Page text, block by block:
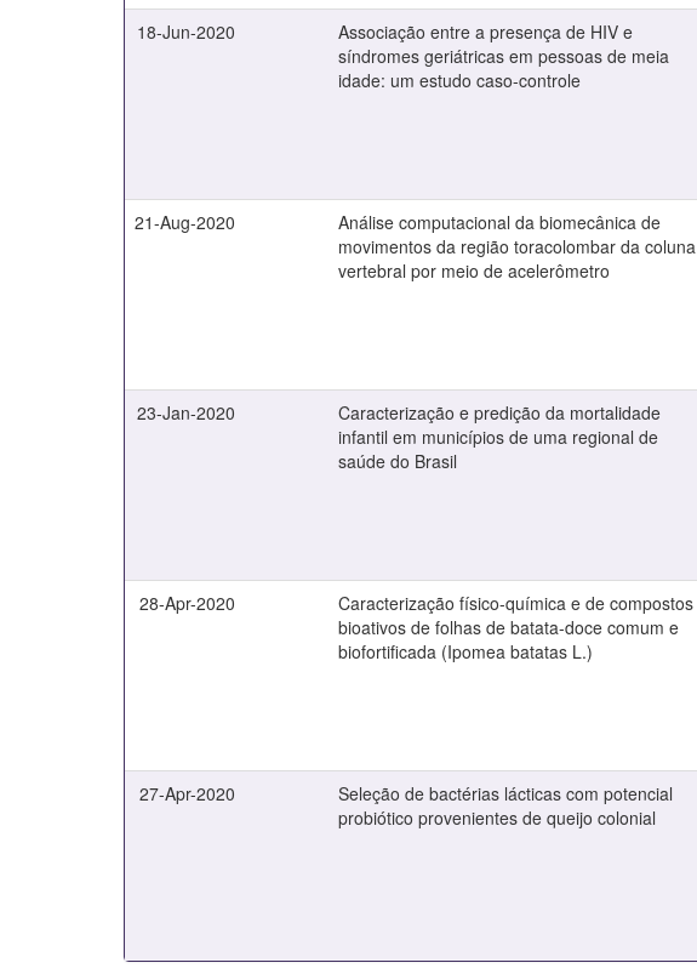
18-Jun-2020
Associação entre a presença de HIV e
síndromes geriátricas em pessoas de meia
idade: um estudo caso-controle
21-Aug-2020
Análise computacional da biomecânica de
movimentos da região toracolombar da coluna
vertebral por meio de acelerômetro
23-Jan-2020
Caracterização e predição da mortalidade
infantil em municípios de uma regional de
saúde do Brasil
28-Apr-2020
Caracterização físico-química e de compostos
bioativos de folhas de batata-doce comum e
biofortificada (Ipomea batatas L.)
27-Apr-2020
Seleção de bactérias lácticas com potencial
probiótico provenientes de queijo colonial